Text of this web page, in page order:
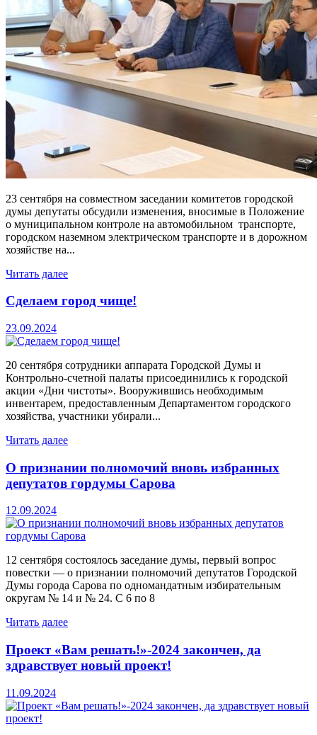
23 сентября на совместном заседании комитетов городской
думы депутаты обсудили изменения, вносимые в Положение
о муниципальном контроле на автомобильном транспорте,
городском наземном электрическом транспорте и в дорожном
хозяйстве на...
Читать далее
Сделаем город чище!
23.09.2024
20 сентября сотрудники аппарата Городской Думы и
Контрольно-счетной палаты присоединились к городской
акции «Дни чистоты». Вооружившись необходимым
инвентарем, предоставленным Департаментом городского
хозяйства, участники убирали...
Читать далее
О признании полномочий вновь избранных
депутатов гордумы Сарова
12.09.2024
12 сентября состоялось заседание думы, первый вопрос
повестки — о признании полномочий депутатов Городской
Думы города Сарова по одномандатным избирательным
округам № 14 и № 24. С 6 по 8
Читать далее
Проект «Вам решать!»-2024 закончен, да
здравствует новый проект!
11.09.2024